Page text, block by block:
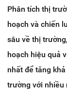
Phân tích thị
hoạch và chiến
sâu về thị
hoạch hiệu quả
nhất để tăng
trường với nhiều